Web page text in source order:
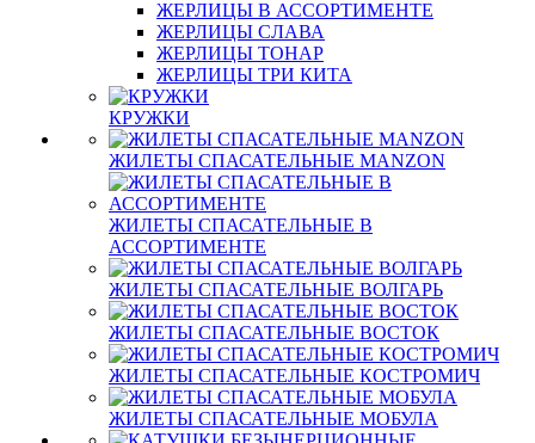
ЖЕРЛИЦЫ В АССОРТИМЕНТЕ
ЖЕРЛИЦЫ СЛАВА
ЖЕРЛИЦЫ ТОНАР
ЖЕРЛИЦЫ ТРИ КИТА
КРУЖКИ
ЖИЛЕТЫ СПАСАТЕЛЬНЫЕ MANZON
ЖИЛЕТЫ СПАСАТЕЛЬНЫЕ В
АССОРТИМЕНТЕ
ЖИЛЕТЫ СПАСАТЕЛЬНЫЕ ВОЛГАРЬ
ЖИЛЕТЫ СПАСАТЕЛЬНЫЕ ВОСТОК
ЖИЛЕТЫ СПАСАТЕЛЬНЫЕ КОСТРОМИЧ
ЖИЛЕТЫ СПАСАТЕЛЬНЫЕ МОБУЛА